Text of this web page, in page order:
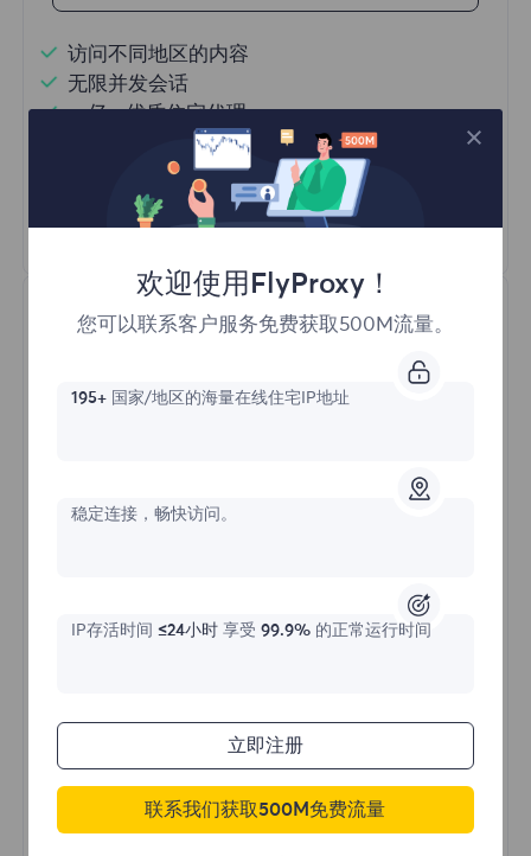
访问不同地区的内容
无限并发会话
一亿+ 优质住宅代理
HTTP(S)/SOCKS5
了解更多
$?/天
立即购买
不限流量使用
无限使用IP
欢迎使用FlyProxy！
您可以联系客户服务免费获取500M流量。
195+国家/地区的海量在线住宅IP地址
稳定连接，畅快访问。
IP存活时间 ≤24小时享受 99.9%的正常运行时间
立即注册
联系我们获取500M免费流量